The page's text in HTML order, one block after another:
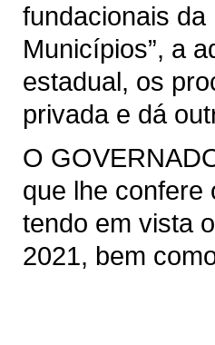
fundacionais
Municípios”, a
estadual, os
privada e dá
O
que lhe confere
tendo em vista
2021, bem